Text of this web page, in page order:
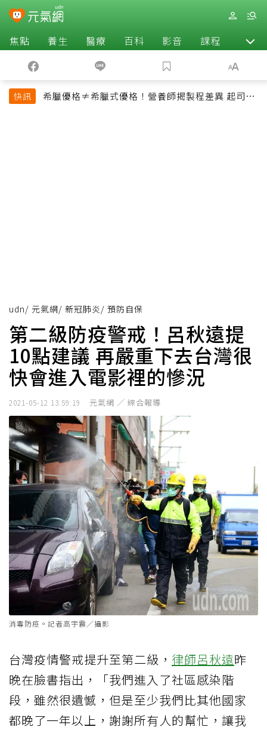
焦點 養生 醫療 百科 影音 課程 退休
快訊
希臘優格≠希臘式優格！營養師揭製程差異 起司片
udn/ 元氣網/ 新冠肺炎 / 預防自保
第二級防疫警戒！呂秋遠提
10點建議 再嚴重下去台灣很
快會進入電影裡的慘況
2021-05-12 13:59:19 元氣網 ／ 綜合報導
消毒防疫。記者高宇震／攝影
台灣疫情警戒提升至第二級， 律師呂秋遠昨
晚在臉書指出，「我們進入了社區感染階
段，雖然很遺憾，但是至少我們比其他國家
都晚了一年以上，謝謝所有人的幫忙，讓我